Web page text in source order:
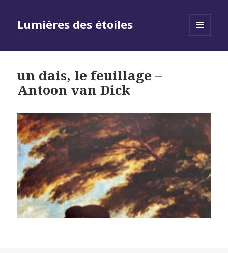
Lumières des étoiles
un dais, le feuillage –
Antoon van Dick